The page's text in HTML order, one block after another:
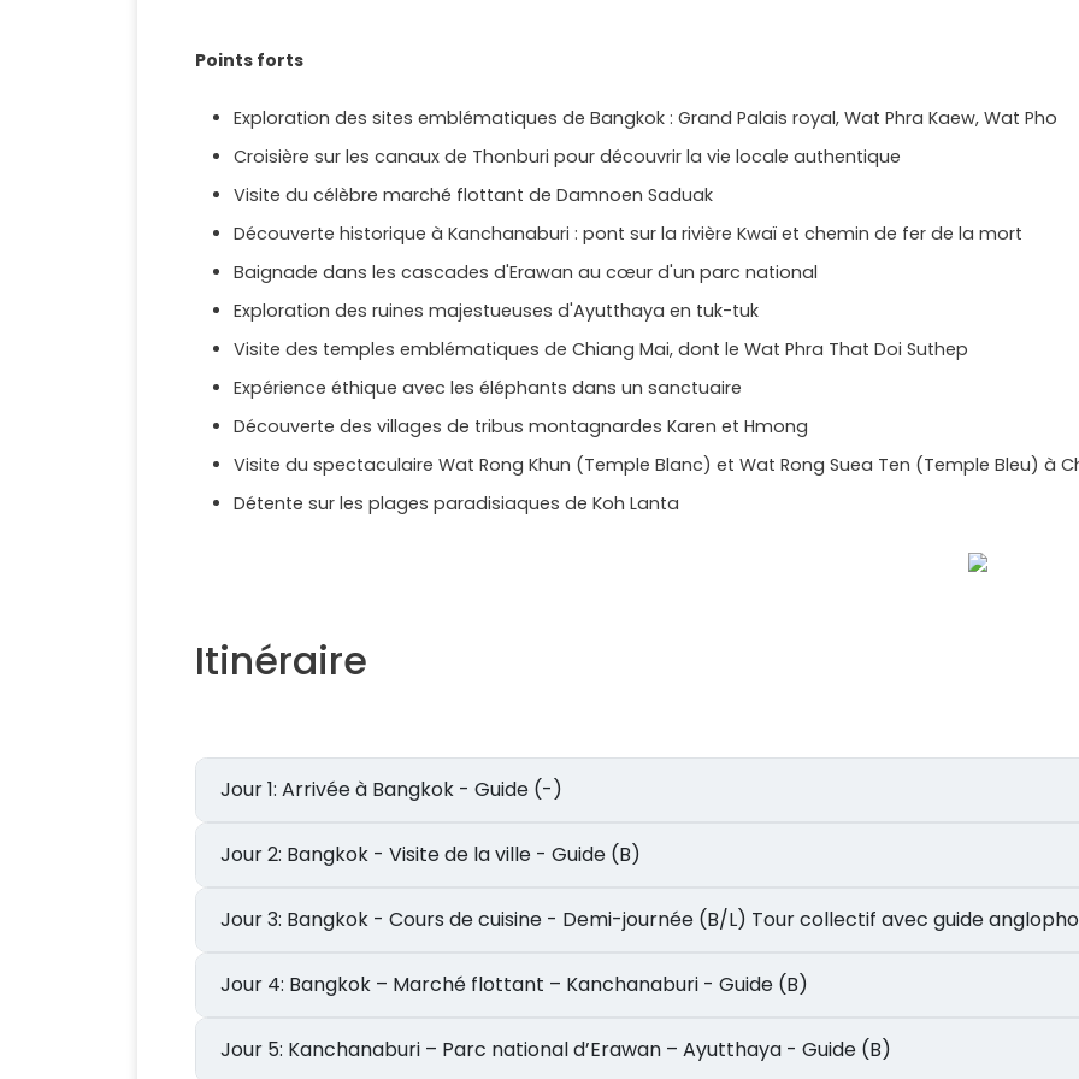
Points forts
Exploration des sites emblématiques de Bangkok : Grand Palais royal, Wat Phra Kaew, Wat Pho
Croisière sur les canaux de Thonburi pour découvrir la vie locale authentique
Visite du célèbre marché flottant de Damnoen Saduak
Découverte historique à Kanchanaburi : pont sur la rivière Kwaï et chemin de fer de la mort
Baignade dans les cascades d'Erawan au cœur d'un parc national
Exploration des ruines majestueuses d'Ayutthaya en tuk-tuk
Visite des temples emblématiques de Chiang Mai, dont le Wat Phra That Doi Suthep
Expérience éthique avec les éléphants dans un sanctuaire
Découverte des villages de tribus montagnardes Karen et Hmong
Visite du spectaculaire Wat Rong Khun (Temple Blanc) et Wat Rong Suea Ten (Temple Bleu) à
Détente sur les plages paradisiaques de Koh Lanta
Itinéraire
Jour 1: Arrivée à Bangkok - Guide (-)
Jour 2: Bangkok - Visite de la ville - Guide (B)
Jour 3: Bangkok - Cours de cuisine - Demi-journée (B/L) Tour collectif avec guide
Jour 4: Bangkok – Marché flottant – Kanchanaburi - Guide (B)
Jour 5: Kanchanaburi – Parc national d’Erawan – Ayutthaya - Guide (B)